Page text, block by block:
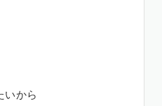
から